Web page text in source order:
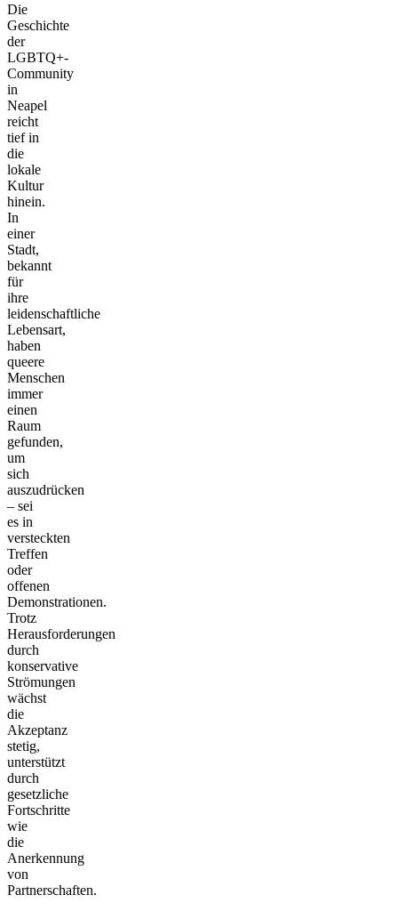
Die
Geschichte
der
LGBTQ+-
Community
in
Neapel
reicht
tief in
die
lokale
Kultur
hinein.
In
einer
Stadt,
bekannt
für
ihre
leidenschaftliche
Lebensart,
haben
queere
Menschen
immer
einen
Raum
gefunden,
um
sich
auszudrücken
– sei
es in
versteckten
Treffen
oder
offenen
Demonstrationen.
Trotz
Herausforderungen
durch
konservative
Strömungen
wächst
die
Akzeptanz
stetig,
unterstützt
durch
gesetzliche
Fortschritte
wie
die
Anerkennung
von
Partnerschaften.